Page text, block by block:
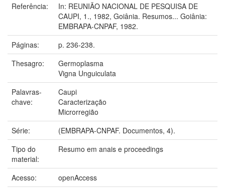
Referência:
In: REUNIÃO NACIONAL DE PESQUISA DE
CAUPI, 1., 1982, Goiânia. Resumos... Goiânia:
EMBRAPA-CNPAF, 1982.
Páginas:
p. 236-238.
Thesagro:
Germoplasma
Vigna Unguiculata
Palavras-
chave:
Caupi
Caracterização
Microrregião
Série:
(EMBRAPA-CNPAF. Documentos, 4).
Tipo do
material:
Resumo em anais e proceedings
Acesso:
openAccess